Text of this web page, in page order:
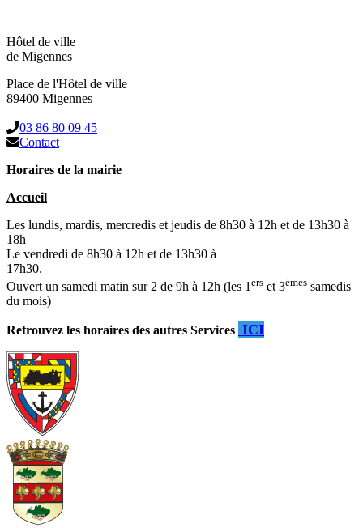
Hôtel de ville
de Migennes
Place de l'Hôtel de ville
89400 Migennes
03 86 80 09 45
Contact
Horaires de la mairie
Accueil
Les lundis, mardis, mercredis et jeudis de 8h30 à 12h et de 13h30 à
18h
Le vendredi de 8h30 à 12h et de 13h30 à
17h30.
Ouvert un samedi matin sur 2 de 9h à 12h (les 1 ers et 3èmes samedis
du mois)
Retrouvez les horaires des autres Services ICI